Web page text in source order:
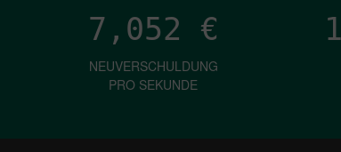
7,052 €
NEUVERSCHULDUNG
PRO SEKUNDE